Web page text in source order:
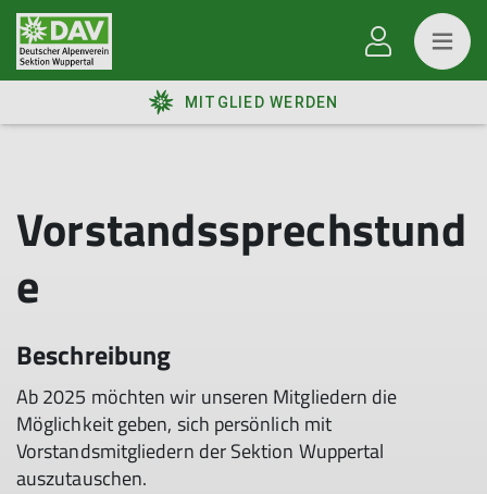
MITGLIED WERDEN
Vorstandssprechstund
e
Beschreibung
Ab 2025 möchten wir unseren Mitgliedern die
Möglichkeit geben, sich persönlich mit
Vorstandsmitgliedern der Sektion Wuppertal
auszutauschen.